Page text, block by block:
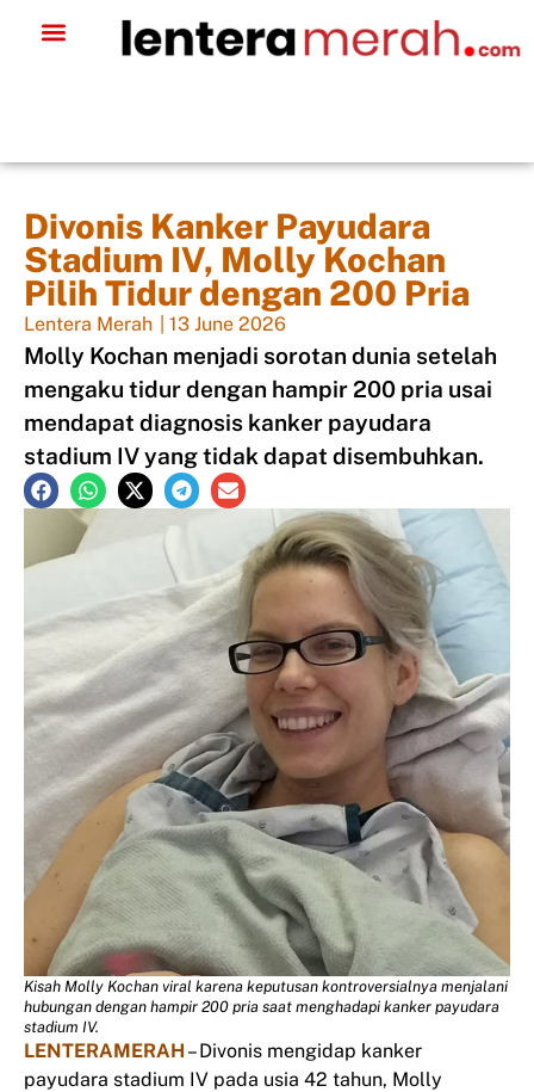
Divonis Kanker Payudara
Stadium IV, Molly Kochan
Pilih Tidur dengan 200 Pria
Lentera Merah 13 June 2026
Molly Kochan menjadi sorotan dunia setelah
mengaku tidur dengan hampir 200 pria usai
mendapat diagnosis kanker payudara
stadium IV yang tidak dapat disembuhkan.
Kisah Molly Kochan viral karena keputusan kontroversialnya menjalani
hubungan dengan hampir 200 pria saat menghadapi kanker payudara
stadium IV.
LENTERAMERAH – Divonis mengidap kanker
payudara stadium IV pada usia 42 tahun, Molly